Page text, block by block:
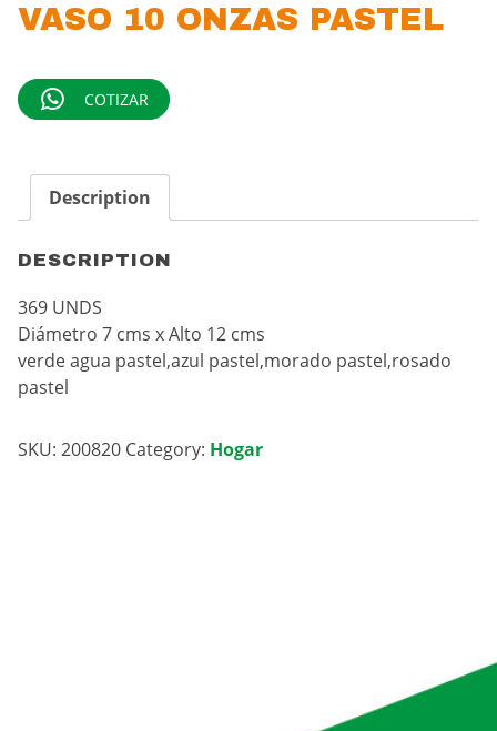
VASO 10 ONZAS PASTEL
COTIZAR
Description
DESCRIPTION
369 UNDS
Diámetro 7 cms x Alto 12 cms
verde agua pastel,azul pastel,morado pastel,rosado
pastel
SKU:200820 Category: Hogar